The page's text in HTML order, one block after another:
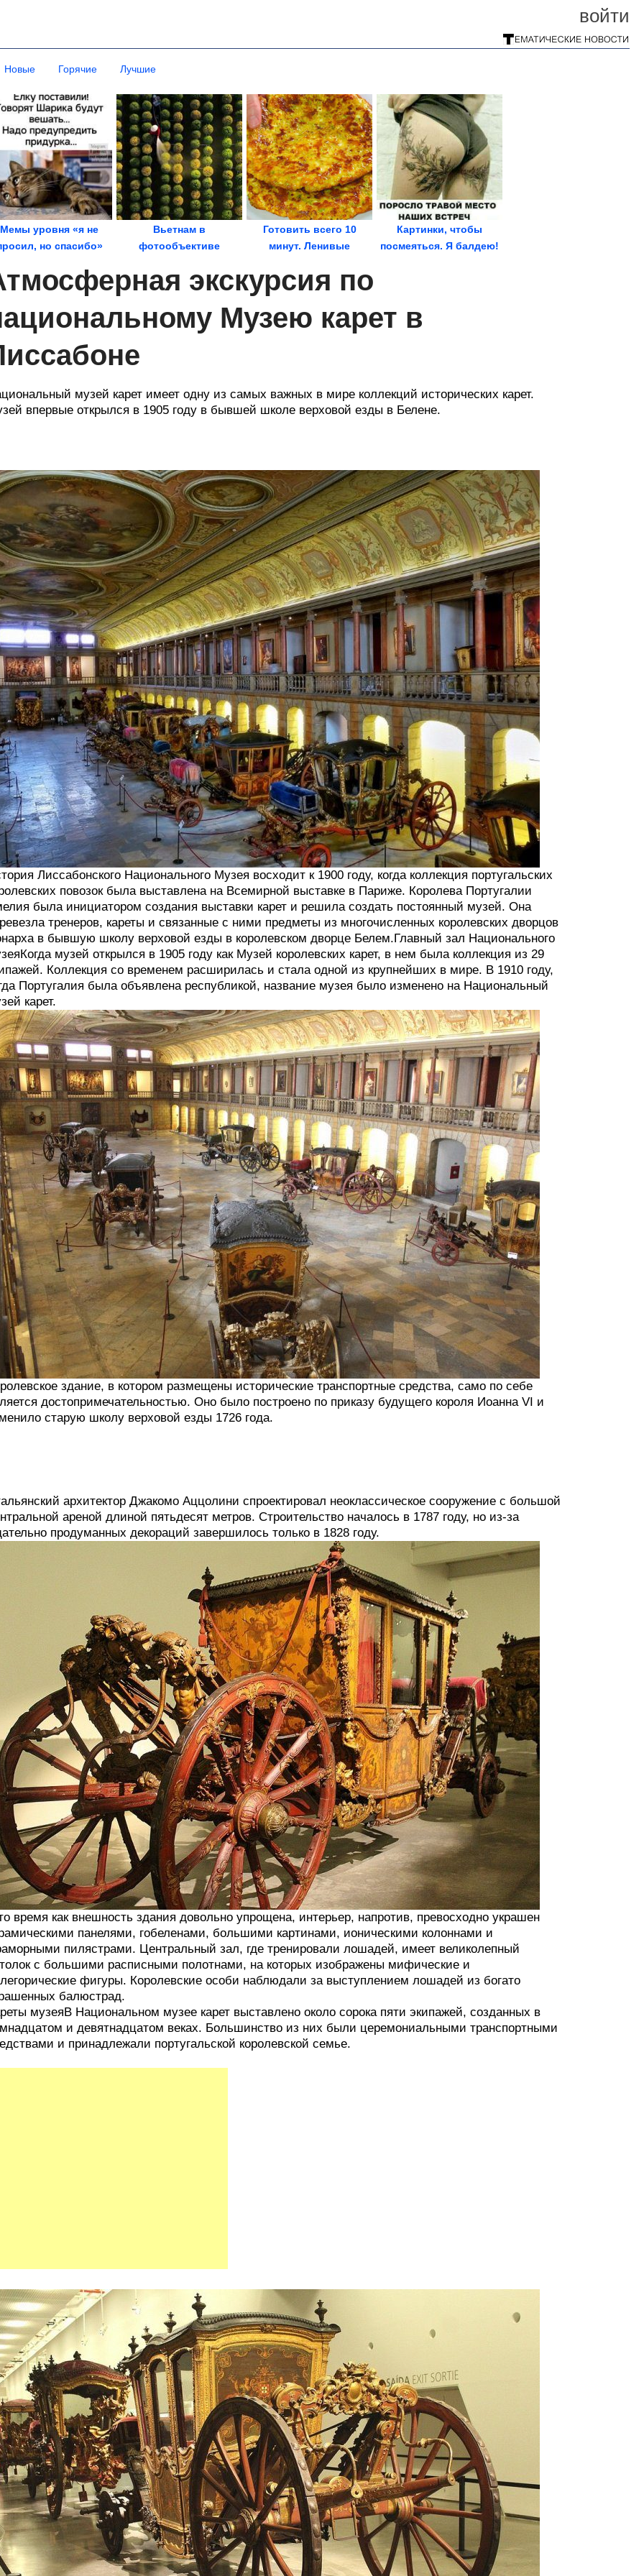
войти
Новые Горячие Лучшие
Мемы уровня «я не
но спасибо»
Вьетнам в
фотообъективе
Готовить всего 10
минут. Ленивые
Картинки, чтобы
посмеяться. Я балдею!
экскурсия по
Музею карет в
музей карет имеет одну из самых важных в мире коллекций исторических карет.
впервые открылся в 1905 году в бывшей школе верховой езды в Белене.
Лиссабонского Национального Музея восходит к 1900 году, когда коллекция португальских
повозок была выставлена ​​на Всемирной выставке в Париже. Королева Португалии
была инициатором создания выставки карет и решила создать постоянный музей. Она
тренеров, кареты и связанные с ними предметы из многочисленных королевских дворцов
в бывшую школу верховой езды в королевском дворце Белем.Главный зал Национального
музей открылся в 1905 году как Музей королевских карет, в нем была коллекция из 29
Коллекция со временем расширилась и стала одной из крупнейших в мире. В 1910 году,
Португалия была объявлена ​​республикой, название музея было изменено на Национальный
карет.
здание, в котором размещены исторические транспортные средства, само по себе
достопримечательностью. Оно было построено по приказу будущего короля Иоанна VI и
старую школу верховой езды 1726 года.
архитектор Джакомо Аццолини спроектировал неоклассическое сооружение с большой
ареной длиной пятьдесят метров. Строительство началось в 1787 году, но из-за
продуманных декораций завершилось только в 1828 году.
время как внешность здания довольно упрощена, интерьер, напротив, превосходно украшен
панелями, гобеленами, большими картинами, ионическими колоннами и
пилястрами. Центральный зал, где тренировали лошадей, имеет великолепный
с большими расписными полотнами, на которых изображены мифические и
фигуры. Королевские особи наблюдали за выступлением лошадей из богато
балюстрад.
музеяВ Национальном музее карет выставлено около сорока пяти экипажей, созданных в
и девятнадцатом веках. Большинство из них были церемониальными транспортными
и принадлежали португальской королевской семье.